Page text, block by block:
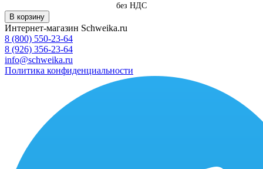
без НДС
В корзину
Интернет-магазин Schweika.ru
8 (800) 550-23-64
8 (926) 356-23-64
info@schweika.ru
Политика конфиденциальности